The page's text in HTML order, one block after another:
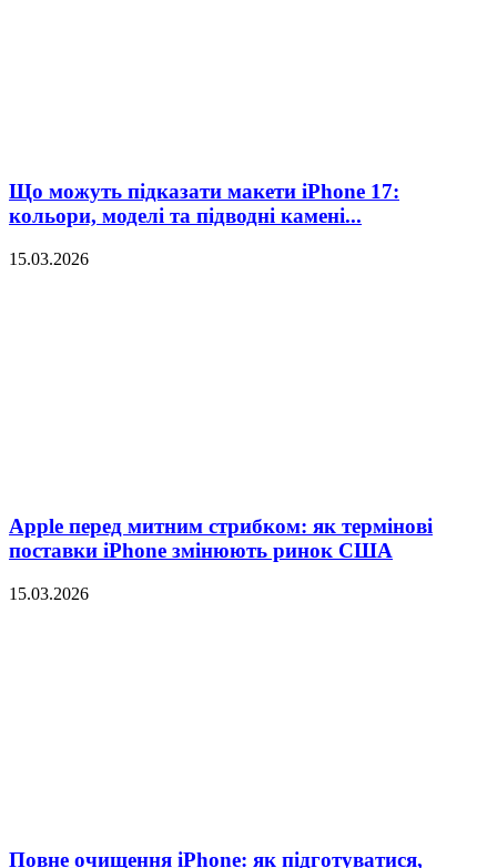
Що можуть підказати макети iPhone 17:
кольори, моделі та підводні камені...
15.03.2026
Apple перед митним стрибком: як термінові
поставки iPhone змінюють ринок США
15.03.2026
Повне очищення iPhone: як підготуватися,